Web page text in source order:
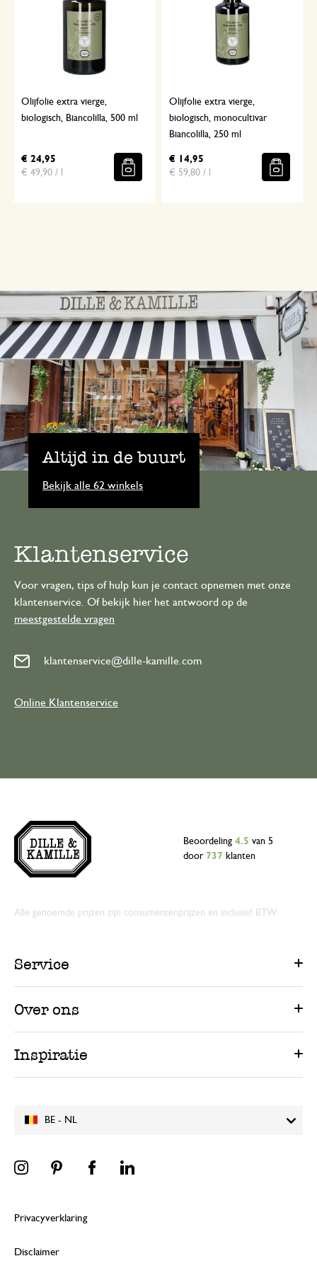
Olijfolie extra vierge,
biologisch, Biancolilla, 500 ml
€ 24,95
€ 49,90 / l
Olijfolie extra vierge,
biologisch, monocultivar
Biancolilla, 250 ml
€ 14,95
€ 59,80 / l
Altijd in de buurt
Bekijk alle 62 winkels
Klantenservice
Voor vragen, tips of hulp kun je contact opnemen met onze
klantenservice. Of bekijk hier het antwoord op de
meestgestelde vragen
klantenservice@dille-kamille.com
Online Klantenservice
BE - NL
Beoordeling 4.5 van 5
door 737 klanten
Alle genoemde prijzen zijn consumentenprijzen en inclusief BTW.
Service
Over ons
Inspiratie
Privacyverklaring
Disclaimer